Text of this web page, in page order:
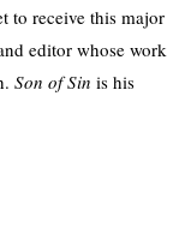
to receive this major
editor whose work
Son of Sin is his